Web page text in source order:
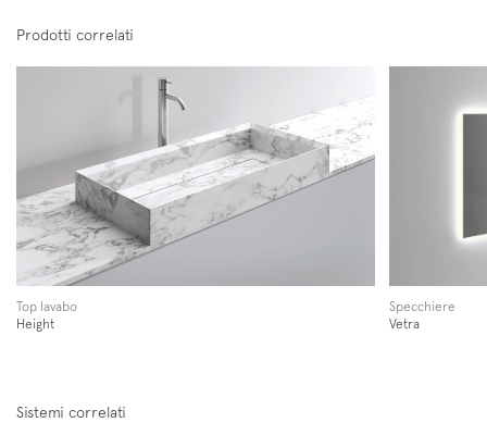
Iscriviti alla mailing list
Newsletter
Prodotti correlati
Top lavabo
Height
Specchiere
Vetra
Sistemi correlati